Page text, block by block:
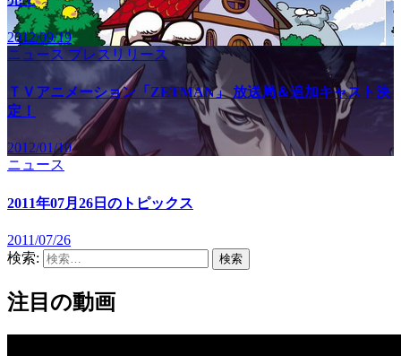
2012/09/19
ニュース プレスリリース
ＴＶアニメーション「ZETMAN」 放送局＆追加キャスト決
定！
2012/01/10
ニュース
2011年07月26日のトピックス
2011/07/26
検索:
注目の動画